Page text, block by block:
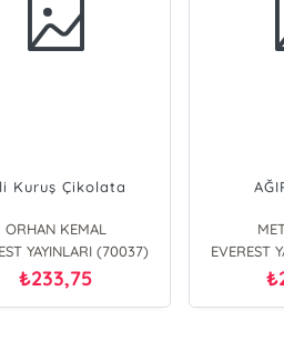
Kuruş Çikolata
ORHAN KEMAL
YAYINLARI (70037)
₺233,75
EVEREST
₺